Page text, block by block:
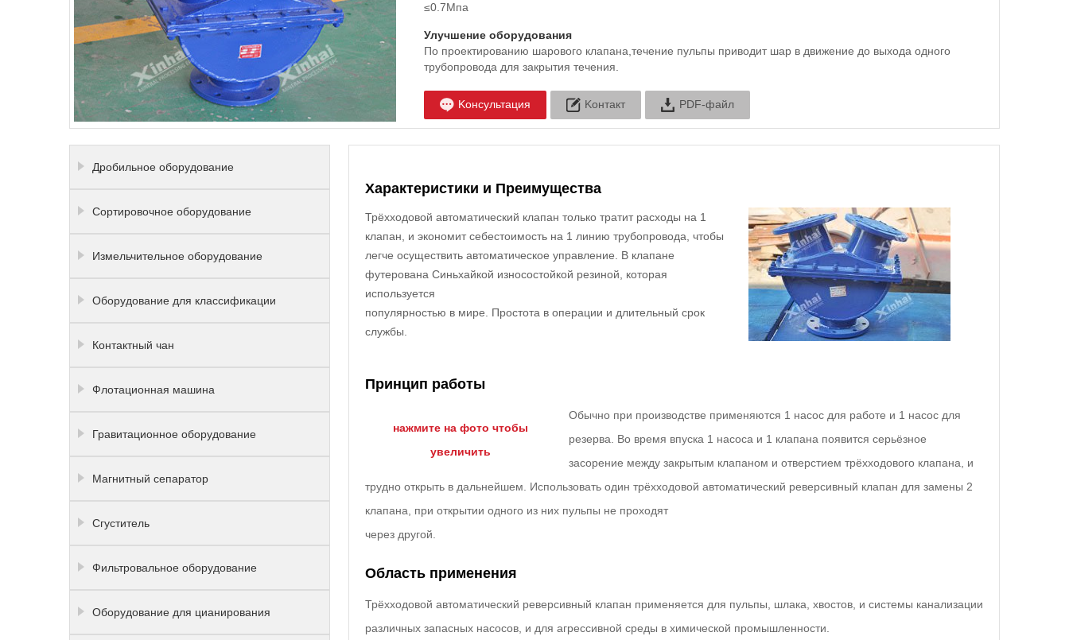
≤0.7Мпа
Улучшение оборудования
По проектированию шарового клапана,течение пульпы приводит шар в движение до выхода одного
трубопровода для закрытия течения.
Kонсультация Kонтакт PDF-файл
Характеристики и Преимущества
Трёхходовой автоматический клапан только тратит расходы на 1
клапан, и экономит себестоимость на 1 линию трубопровода, чтобы
легче осуществить автоматическое управление. В клапане
футерована Синьхайкой износостойкой резиной, которая
используется
популярностью в мире. Простота в операции и длительный срок
службы.
Принцип работы
нажмите на фото чтобы
увеличить
Обычно при производстве применяются 1 насос для работе и 1 насос для
резерва. Во время впуска 1 насоса и 1 клапана появится серьёзное
засорение между закрытым клапаном и отверстием трёхходового клапана, и
трудно открыть в дальнейшем. Использовать один трёхходовой автоматический реверсивный клапан для замены 2
клапана, при открытии одного из них пульпы не проходят
через другой.
Область применения
Трёхходовой автоматический реверсивный клапан применяется для пульпы, шлака, хвостов, и системы канализации
различных запасных насосов, и для агрессивной среды в химической промышленности.
Дробильное оборудование
Сортировочное оборудование
Измельчительное оборудование
Оборудование для классификации
Контактный чан
Флотационная машина
Гравитационное оборудование
Магнитный сепаратор
Сгуститель
Фильтровальное оборудование
Оборудование для цианирования